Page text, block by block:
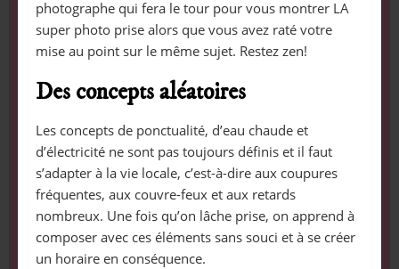
photographe qui fera le tour pour vous montrer LA
super photo prise alors que vous avez raté votre
mise au point sur le même sujet. Restez zen!
Des concepts aléatoires
Les concepts de ponctualité, d’eau chaude et
d’électricité ne sont pas toujours définis et il faut
s’adapter à la vie locale, c’est-à-dire aux coupures
fréquentes, aux couvre-feux et aux retards
nombreux. Une fois qu’on lâche prise, on apprend à
composer avec ces éléments sans souci et à se créer
un horaire en conséquence.